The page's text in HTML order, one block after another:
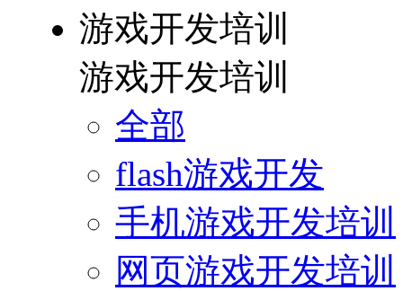
游戏开发培训
游戏开发培训
全部
flash游戏开发
手机游戏开发培训
网页游戏开发培训